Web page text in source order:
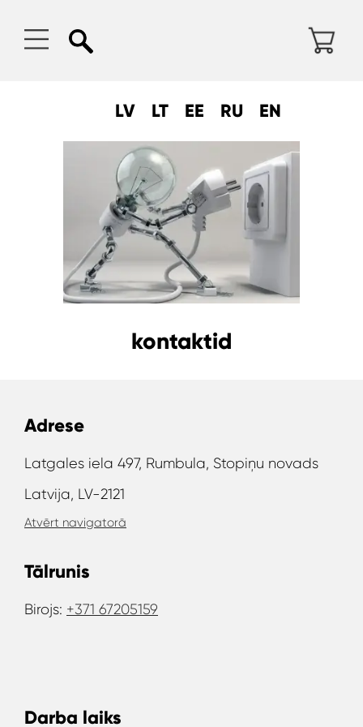
LV LT EE RU EN
kontaktid
Adrese
Latgales iela 497, Rumbula, Stopiņu novads
Latvija, LV-2121
Atvērt navigatorā
Tālrunis
Birojs: +371 67205159
Darba laiks